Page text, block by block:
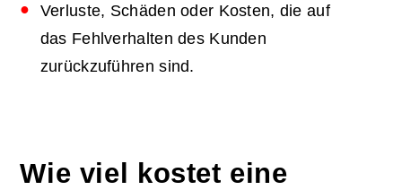
Verluste, Schäden oder Kosten, die auf
das Fehlverhalten des Kunden
zurückzuführen sind.
Wie viel kostet eine